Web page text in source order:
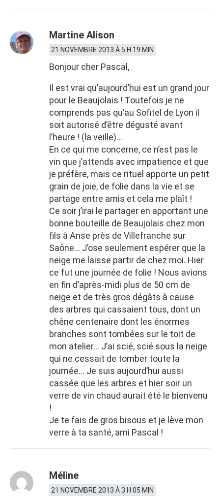
Martine Alison
21 NOVEMBRE 2013 À 5 H 19 MIN
Bonjour cher Pascal,
Il est vrai qu’aujourd’hui est un grand jour
pour le Beaujolais ! Toutefois je ne
comprends pas qu’au Sofitel de Lyon il
soit autorisé d’être dégusté avant
l’heure ! (la veille)…
En ce qui me concerne, ce n’est pas le
vin que j’attends avec impatience et que
je préfère, mais ce rituel apporte un petit
grain de joie, de folie dans la vie et se
partage entre amis et cela me plaît !
Ce soir j’irai le partager en apportant une
bonne bouteille de Beaujolais chez mon
fils à Anse près de Villefranche sur
Saône… J’ose seulement espérer que la
neige me laisse partir de chez moi. Hier
ce fut une journée de folie ! Nous avions
en fin d’après-midi plus de 50 cm de
neige et de très gros dégâts à cause
des arbres qui cassaient tous, dont un
chêne centenaire dont les énormes
branches sont tombées sur le toit de
mon atelier… J’ai scié, scié sous la neige
qui ne cessait de tomber toute la
journée… Je suis aujourd’hui aussi
cassée que les arbres et hier soir un
verre de vin chaud aurait été le bienvenu
!
Je te fais de gros bisous et je lève mon
verre à ta santé, ami Pascal !
Méline
21 NOVEMBRE 2013 À 3 H 05 MIN